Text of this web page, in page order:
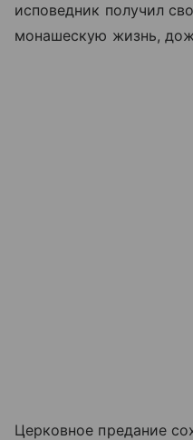
исповедник получил
монашескую жизнь,
Церковное предание